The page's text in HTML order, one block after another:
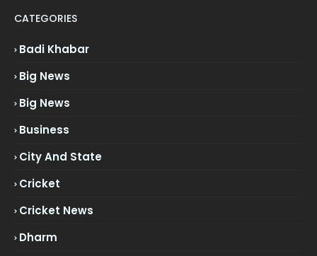
CATEGORIES
Badi Khabar
Big News
Big News
Business
City And State
Cricket
Cricket News
Dharm